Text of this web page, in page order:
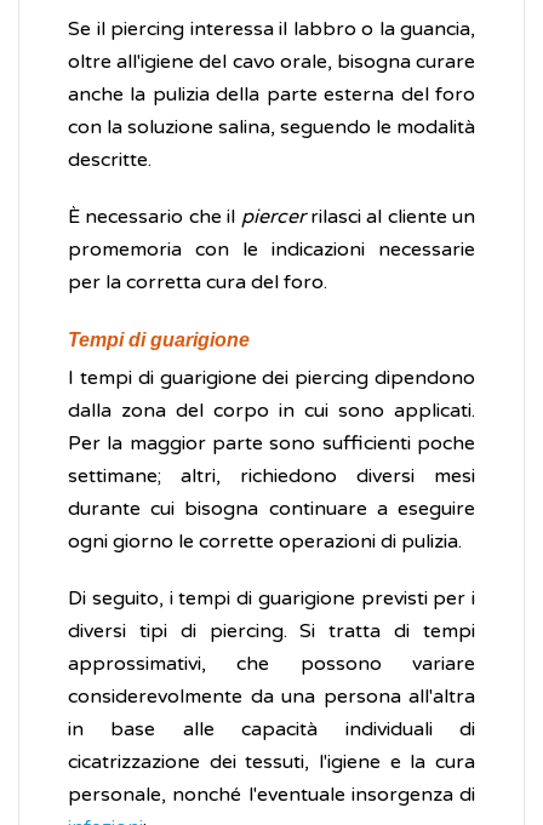
Se il piercing interessa il labbro o la guancia,
oltre all'igiene del cavo orale, bisogna curare
anche la pulizia della parte esterna del foro
con la soluzione salina, seguendo le modalità
descritte.
È necessario che il piercerrilasci al cliente un
promemoria con le indicazioni necessarie
per la corretta cura del foro.
Tempi di guarigione
I tempi di guarigione dei piercing dipendono
dalla zona del corpo in cui sono applicati.
Per la maggior parte sono sufficienti poche
settimane; altri, richiedono diversi mesi
durante cui bisogna continuare a eseguire
ogni giorno le corrette operazioni di pulizia.
Di seguito, i tempi di guarigione previsti per i
diversi tipi di piercing. Si tratta di tempi
approssimativi, che possono variare
considerevolmente da una persona all'altra
in base alle capacità individuali di
cicatrizzazione dei tessuti, l'igiene e la cura
personale, nonché l'eventuale insorgenza di